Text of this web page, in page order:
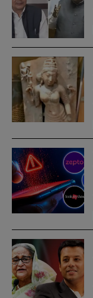
N
a
m
e
*
E
m
a
i
l
N
m
b
r
s
N
a
m
e
*
E
m
a
i
l
N
m
b
r
s